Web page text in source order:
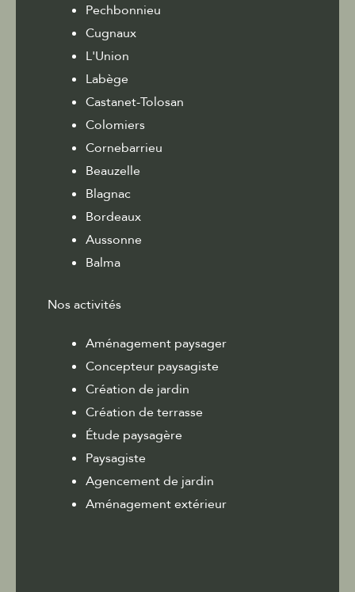
Pechbonnieu
Cugnaux
L'Union
Labège
Castanet-Tolosan
Colomiers
Cornebarrieu
Beauzelle
Blagnac
Bordeaux
Aussonne
Balma
Nos activités
Aménagement paysager
Concepteur paysagiste
Création de jardin
Création de terrasse
Étude paysagère
Paysagiste
Agencement de jardin
Aménagement extérieur